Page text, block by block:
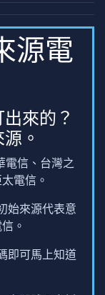
源電
來的？
。
電信、台灣之
電信。
始來源代表意
。
即可馬上知道